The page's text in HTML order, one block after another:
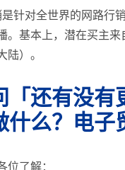
针对全世界的网路
。基本上，潜在买主
陆）。
还有没有
么？电子
位了解：